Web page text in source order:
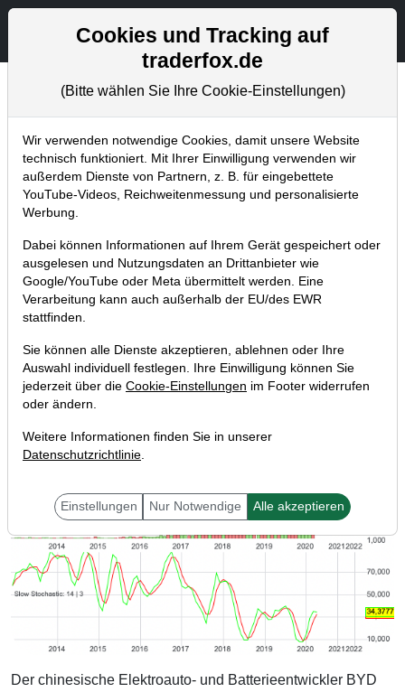
Aktien- und Artikelsuche
Chartanalysen
Home Blog Chartanalysen
Chartanalyse BYD: wann gelingt
endlich der Breakout aus dem
Abwärtstrend?
03.04.2020 um 09:22 Uhr | P. Uhlschmied
Der chinesische Elektroauto- und Batterieentwickler BYD
Cookies und Tracking auf
traderfox.de
(Bitte wählen Sie Ihre Cookie-Einstellungen)
Wir verwenden notwendige Cookies, damit unsere Website
technisch funktioniert. Mit Ihrer Einwilligung verwenden wir
außerdem Dienste von Partnern, z. B. für eingebettete
YouTube-Videos, Reichweitenmessung und personalisierte
Werbung.
Dabei können Informationen auf Ihrem Gerät gespeichert oder
ausgelesen und Nutzungsdaten an Drittanbieter wie
Google/YouTube oder Meta übermittelt werden. Eine
Verarbeitung kann auch außerhalb der EU/des EWR
stattfinden.
Sie können alle Dienste akzeptieren, ablehnen oder Ihre
Auswahl individuell festlegen. Ihre Einwilligung können Sie
jederzeit über die Cookie-Einstellungen im Footer widerrufen
oder ändern.
Weitere Informationen finden Sie in unserer
Datenschutzrichtlinie.
Einstellungen Nur Notwendige Alle akzeptieren